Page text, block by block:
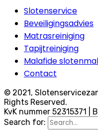
Slotenservice
Beveiligingsadvies
Matrasreiniging
Tapijtreiniging
Malafide
Contact
© 2021,
Rights Reserved.
KvK nummer 52315371
Search for: